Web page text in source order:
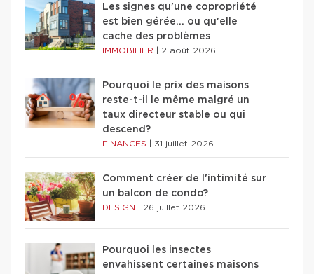
Les signes qu'une copropriété
est bien gérée… ou qu'elle
cache des problèmes
IMMOBILIER 2 août 2026
Pourquoi le prix des maisons
reste-t-il le même malgré un
taux directeur stable ou qui
descend?
FINANCES 31 juillet 2026
Comment créer de l'intimité sur
un balcon de condo?
DESIGN 26 juillet 2026
Pourquoi les insectes
envahissent certaines maisons